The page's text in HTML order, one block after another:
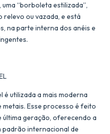
“borboleta estilizada”,
relevo ou vazada, e está
na parte interna dos anéis e
é utilizada a mais moderna
Esse processo é feito
geração, oferecendo a
padrão internacional de